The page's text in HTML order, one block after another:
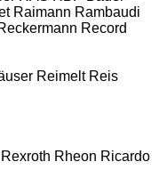
Raimann Rambaudi
Record
Reimelt Reis
Rexroth Rheon Ricardo